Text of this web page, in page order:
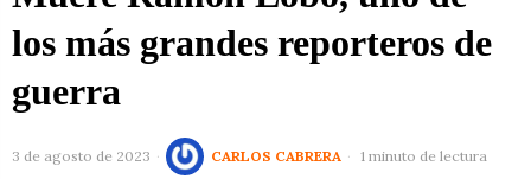
los más grandes reporteros de
guerra
3 de agosto de 2023 CARLOS CABRERA 1 minuto de lectura